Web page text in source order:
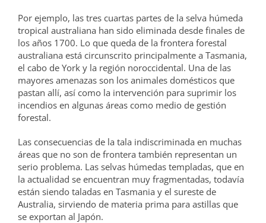
Por ejemplo, las tres cuartas partes de la selva húmeda
tropical australiana han sido eliminada desde finales de
los años 1700. Lo que queda de la frontera forestal
australiana está circunscrito principalmente a Tasmania,
el cabo de York y la región noroccidental. Una de las
mayores amenazas son los animales domésticos que
pastan allí, así como la intervención para suprimir los
incendios en algunas áreas como medio de gestión
forestal.
Las consecuencias de la tala indiscriminada en muchas
áreas que no son de frontera también representan un
serio problema. Las selvas húmedas templadas, que en
la actualidad se encuentran muy fragmentadas, todavía
están siendo taladas en Tasmania y el sureste de
Australia, sirviendo de materia prima para astillas que
se exportan al Japón.